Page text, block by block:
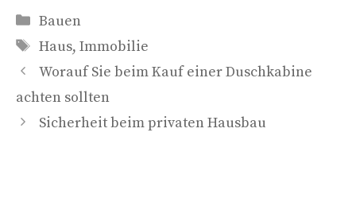
Kategorien
Bauen
Schlagwörter
Haus, Immobilie
Worauf Sie beim Kauf einer Duschkabine
achten sollten
Sicherheit beim privaten Hausbau